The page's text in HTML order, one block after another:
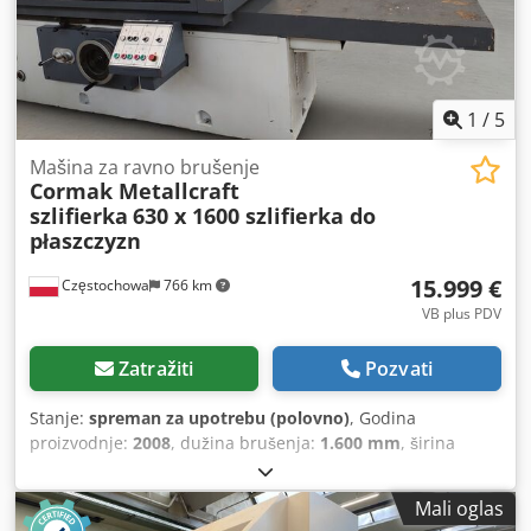
1 / 5
Częstochowa 766 km
Mašina za ravno brušenje
Cormak Metallcraft
szlifierka 630 x 1600 szlifierka do
płaszczyzn
15.999 €
VB plus PDV
Zatražiti Pozvati
Stanje: spreman za upotrebu (polovno), Godina
proizvodnje: 2008, dužina brušenja: 1.600 mm, širina
, Mašina za brušenje ravnih površina
1600 x 630 M7163x16100, veličina magnetne ploče 1600 x
630, dužina mašine 5400 mm, dubina 2500 mm, visina
Mali oglas